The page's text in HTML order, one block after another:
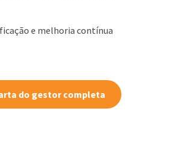
e melhoria contínua
do gestor completa